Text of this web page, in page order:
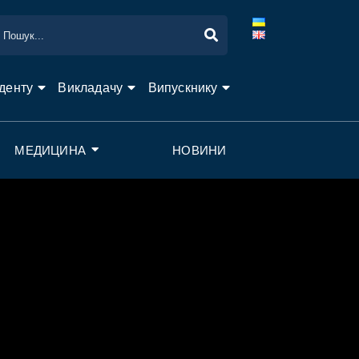
Викладачу Випускнику
МЕДИЦИНА НОВИНИ